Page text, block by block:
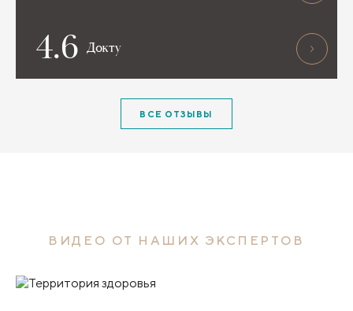
4.6 Докту
ВСЕ ОТЗЫВЫ
ВИДЕО ОТ НАШИХ ЭКСПЕРТОВ